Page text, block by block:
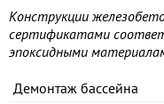
Конструкции
сертификатами
эпоксидными
Демонтаж бассейна